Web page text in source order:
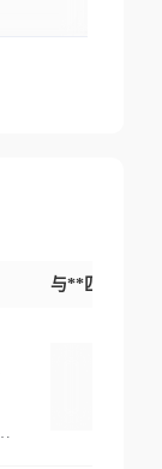
与**匹配交易